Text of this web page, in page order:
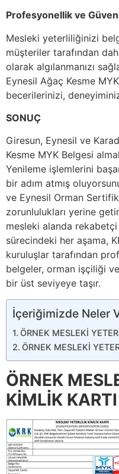
Profesyonellik ve Güven
Mesleki yeterliliğinizi
müşteriler tarafından
olarak algılanmanızı
Eynesil Ağaç Kesme
becerilerinizi,
SONUÇ
Giresun, Eynesil ve
Kesme MYK Belgesi
Yenileme işlemlerini
bir adım atmış
ve Eynesil Orman
zorunlulukları yerine
mesleki alanda
sürecindeki her aşama,
kuruluşlar tarafından
belgeler, orman işçiliği
bir üst seviyeye taşır.
İçeriğimizde Neler
ÖRNEK MESLEKİ
ÖRNEK MESLEKİ
ÖRNEK
KİMLİK KARTI